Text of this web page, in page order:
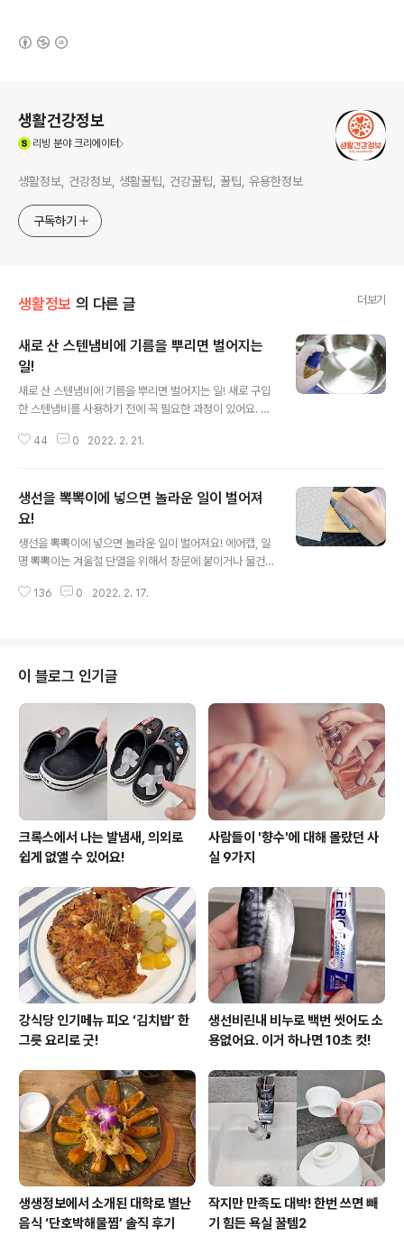
생활건강정보
리빙 분야 크리에이터
생활정보, 건강정보, 생활꿀팁, 건강꿀팁, 꿀팁, 유용한정보
구독하기
생활정보 의 다른 글 더보기
새로 산 스텐냄비에 기름을 뿌리면 벌어지는
일!
새로 산 스텐냄비에 기름을 뿌리면 벌어지는 일! 새로 구입
한 스텐냄비를 사용하기 전에 꼭 필요한 과정이 있어요. 주
을 뿌려야 하는데요. 새로 산 스텐냄비에 기름을 뿌리면 어
에 기름을 뿌려주세요. 그 이유는 바로 연마제 때문이에요.
스테인리스 제품의 광택을 내기 위해 제조 과정에서 연마
제를 사용하는데요. 일반 세제로는 지워지지 않아서 기름
을 활용해 제거하는 과정이 필요해요. 스테인리스 냄비에
타월에 묻혀서 골고루 바르는 방법도 있어요. 이제 키친타
44 0 2022. 2. 21.
생선을 뽁뽁이에 넣으면 놀라운 일이 벌어져
요!
생선을 뽁뽁이에 넣으면 놀라운 일이 벌어져요! 에어캡, 일
명 뽁뽁이는 겨울철 단열을 위해서 창문에 붙이거나 물건
싱싱한 생선을 뽁뽁이에 넣으면 놀라운 일이 벌어진다고
있답니다^^ 우선 생선을 깨끗하게 세척한 뒤 물기가 남지
않게 키친타월로 물기를 흡수시켜 주세요. 그리고 한가지
더 팁을 드리자면 생선의 앞뒤로 식초를 발라서 보관해 보
세요. 살균효과와 비린내 제거는 물론 생선살의 탄력을 유
지하는데도 도움이 돼요. 이제 조리용랩을 최대한 밀착시
켜서 생선을 포장해 주시고요. 뽁뽁이 속..
136 0 2022. 2. 17.
이 블로그 인기글
크록스에서 나는 발냄새, 의외로
쉽게 없앨 수 있어요!
사람들이 '향수'에 대해 몰랐던 사
실 9가지
강식당 인기메뉴 피오 ‘김치밥’ 한
그릇 요리로 굿!
생선비린내 비누로 백번 씻어도 소
용없어요. 이거 하나면 10초 컷!
생생정보에서 소개된 대학로 별난
음식 ‘단호박해물찜’ 솔직 후기
작지만 만족도 대박! 한번 쓰면 빼
기 힘든 욕실 꿀템2